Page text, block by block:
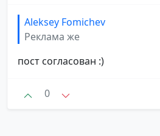
Aleksey Fomichev
Реклама же
пост согласован :)
0